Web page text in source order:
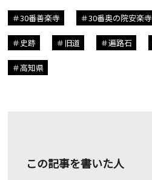
30番善楽寺 30番奥の院安楽寺
史跡 旧道 遍路石
高知県
この記事を書いた人